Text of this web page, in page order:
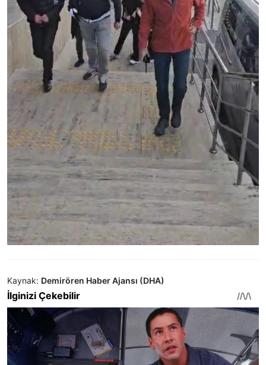
Kaynak: Demirören Haber Ajansı (DHA)